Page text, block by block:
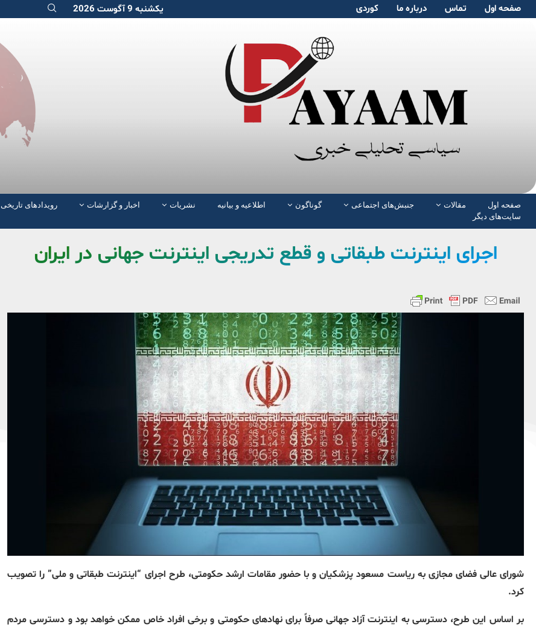
صفحە اول تماس دربارە ما کوردی یکشنبه 9 آگوست 2026
صفحە اول مقالات جنبش‌های اجتماعی گوناگون اطلاعیه و بیانیه نشریات اخبار و گزارشات رویدادهای تاریخی
سایت‌های دیگر
اجرای اینترنت طبقاتی و قطع تدریجی اینترنت جهانی در ایران
شورای عالی فضای مجازی به ریاست مسعود پزشکیان و با حضور مقامات ارشد حکومتی، طرح اجرای “اینترنت طبقاتی و ملی” را تصویب
کرد.
بر اساس این طرح، دسترسی به اینترنت آزاد جهانی صرفاً برای نهادهای حکومتی و برخی افراد خاص ممکن خواهد بود و دسترسی مردم